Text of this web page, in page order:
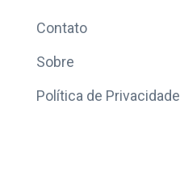
Contato
Sobre
Política de Privacidade